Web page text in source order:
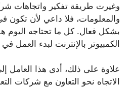
وغيرت طريقة تفكير واتجاهات
والمعلومات، فلا داعي لأن
بشكل فعال. كل ما تحتاجه اليوم
الكمبيوتر بالإنترنت لبدء العمل
علاوة على ذلك، أدى هذا العامل
الاتجاه نحو التعاون مع شركات